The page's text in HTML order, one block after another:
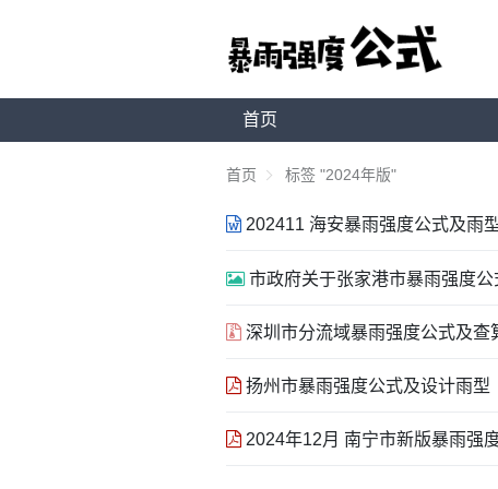
首页
首页 标签 "2024年版"
202411 海安暴雨强度公式及雨
市政府关于张家港市暴雨强度
深圳市分流域暴雨强度公式及查
扬州市暴雨强度公式及设计雨型
2024年12月 南宁市新版暴雨强